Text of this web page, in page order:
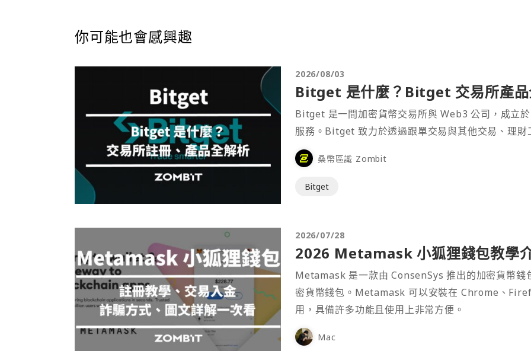
你可能也會感興趣
2026/08/03
Bitget 是什麼？Bitget 交易所產品
Bitget 是一間加密貨幣交易所與 Web3 公司，成立
服務。Bitget 致力於透過跟單交易與其他交易、理財
桑幣區識 Zombit
Bitget
2026/07/28
2026 Metamask 小狐狸錢包教學
Metamask 是一款由 ConsenSys 推出的加密貨幣錢
密貨幣錢包。Metamask 可以安裝在 Chrome、
用，具備許多功能且使用上非常方便。
Mac